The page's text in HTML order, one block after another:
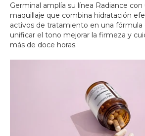
Germinal amplía su línea Radiance con
maquillaje que combina hidratación
activos de tratamiento en una fórmula
unificar el tono mejorar la firmeza y
más de doce horas.